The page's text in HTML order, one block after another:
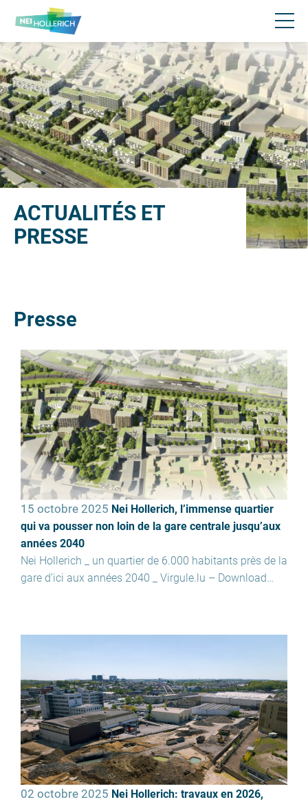
ACTUALITÉS ET
PRESSE
Presse
15 octobre 2025 Nei Hollerich, l’immense quartier
qui va pousser non loin de la gare centrale jusqu’aux
années 2040
Nei Hollerich _ un quartier de 6.000 habitants près de la
gare d’ici aux années 2040 _ Virgule.lu – Download…
02 octobre 2025 Nei Hollerich: travaux en 2026,